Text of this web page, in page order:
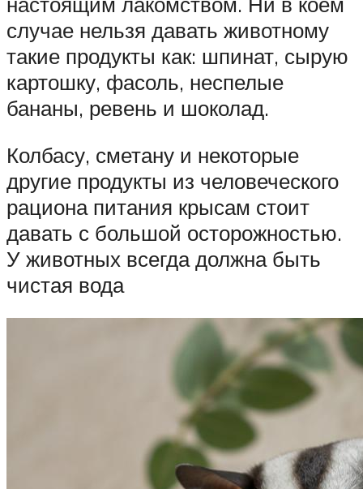
случае нельзя давать животному
такие продукты как: шпинат, сырую
картошку, фасоль, неспелые
бананы, ревень и шоколад.
Колбасу, сметану и некоторые
другие продукты из человеческого
рациона питания крысам стоит
давать с большой осторожностью.
У животных всегда должна быть
чистая вода